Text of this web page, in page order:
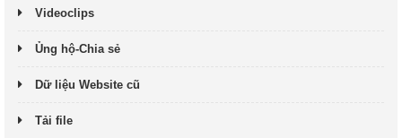
Videoclips
Ủng hộ-Chia sẻ
Dữ liệu Website cũ
Tải file